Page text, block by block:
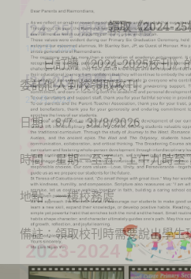
[24-25] 開學祈禱禮
10 9 月, 2024
[24-25] 開學日
2 9 月, 2024
2023-2024
領取《2024-25
已訂購《2024-2025校刊》
委託他人到校領取校刊：
日期：8/7 – 31/8/2026
時間：星期一至五，上午九時至
地點：一樓校務處
備註：領取校刊時需要說出學